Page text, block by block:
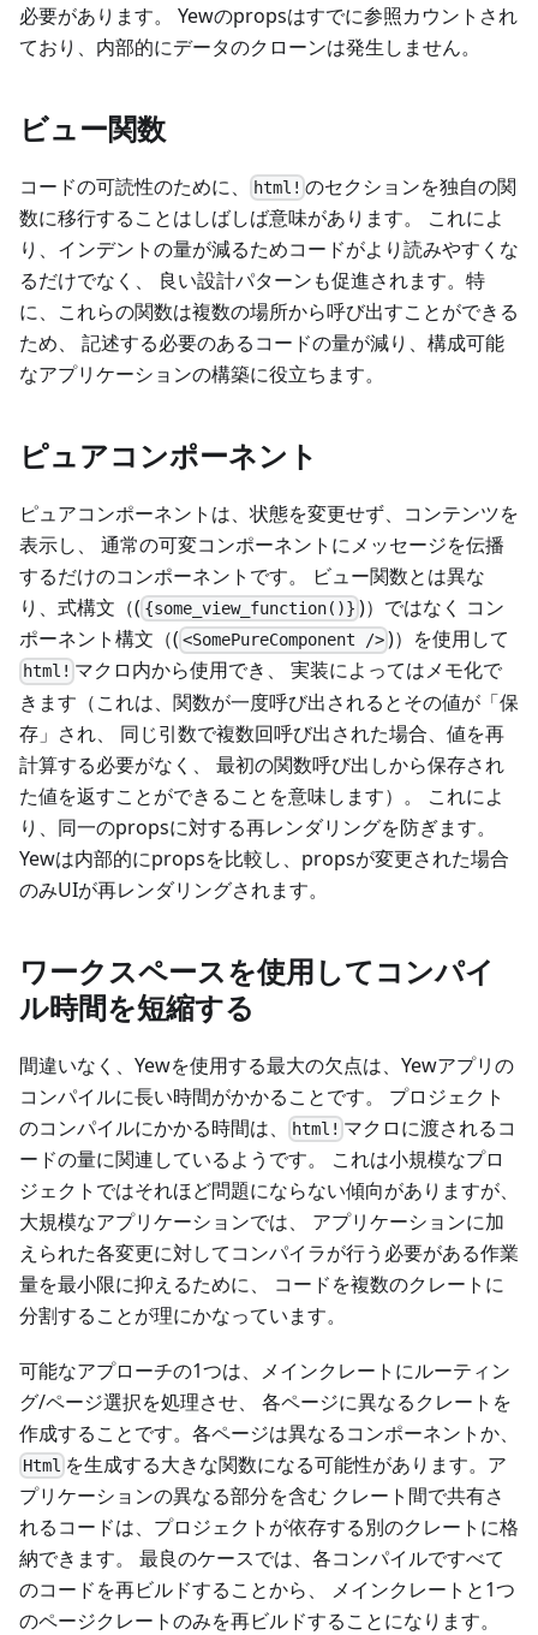
必要があります。 Yewのpropsはすでに参照カウントされ
ており、内部的にデータのクローンは発生しません。
ビュー関数
コードの可読性のために、 html! のセクションを独自の関
数に移行することはしばしば意味があります。 これによ
り、インデントの量が減るためコードがより読みやすくな
るだけでなく、 良い設計パターンも促進されます。特
に、これらの関数は複数の場所から呼び出すことができる
ため、 記述する必要のあるコードの量が減り、構成可能
なアプリケーションの構築に役立ちます。
ピュアコンポーネント
ピュアコンポーネントは、状態を変更せず、コンテンツを
表示し、 通常の可変コンポーネントにメッセージを伝播
するだけのコンポーネントです。 ビュー関数とは異な
り、式構文（( {some_view_function()} )）ではなく コン
ポーネント構文（( <SomePureComponent /> )）を使用して
html! マクロ内から使用でき、 実装によってはメモ化で
きます（これは、関数が一度呼び出されるとその値が「保
存」され、 同じ引数で複数回呼び出された場合、値を再
計算する必要がなく、 最初の関数呼び出しから保存され
た値を返すことができることを意味します）。 これによ
り、同一のpropsに対する再レンダリングを防ぎます。
Yewは内部的にpropsを比較し、propsが変更された場合
のみUIが再レンダリングされます。
ワークスペースを使用してコンパイ
ル時間を短縮する
間違いなく、Yewを使用する最大の欠点は、Yewアプリの
コンパイルに長い時間がかかることです。 プロジェクト
のコンパイルにかかる時間は、
html! マクロに渡されるコ
ードの量に関連しているようです。 これは小規模なプロ
ジェクトではそれほど問題にならない傾向がありますが、
大規模なアプリケーションでは、 アプリケーションに加
えられた各変更に対してコンパイラが行う必要がある作業
量を最小限に抑えるために、 コードを複数のクレートに
分割することが理にかなっています。
可能なアプローチの1つは、メインクレートにルーティン
グ/ページ選択を処理させ、 各ページに異なるクレートを
作成することです。各ページは異なるコンポーネントか、
Html を生成する大きな関数になる可能性があります。ア
プリケーションの異なる部分を含む クレート間で共有さ
れるコードは、プロジェクトが依存する別のクレートに格
納できます。 最良のケースでは、各コンパイルですべて
のコードを再ビルドすることから、 メインクレートと1つ
のページクレートのみを再ビルドすることになります。